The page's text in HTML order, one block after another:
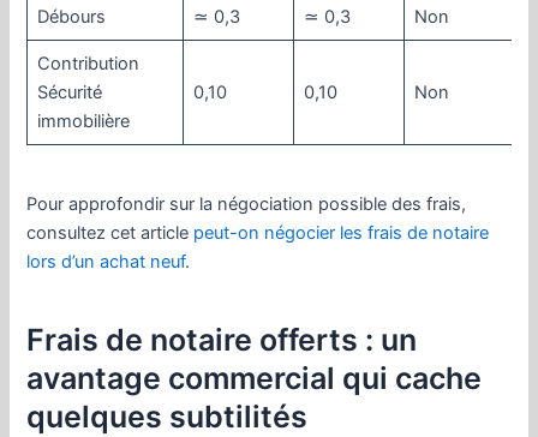
Débours ≃ 0,3 ≃ 0,3 Non
Contribution
Sécurité
immobilière
0,10 0,10 Non
Pour approfondir sur la négociation possible des frais,
consultez cet article peut-on négocier les frais de notaire
lors d’un achat neuf.
Frais de notaire offerts : un
avantage commercial qui cache
quelques subtilités